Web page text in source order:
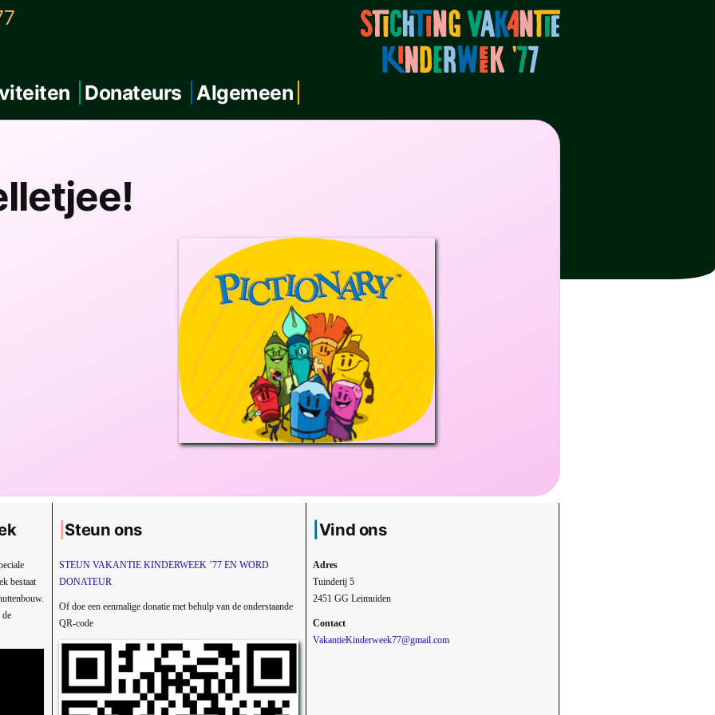
Donateurs Algemeen
bestaat
de
Steun ons
STEUN VAKANTIE KINDERWEEK ’77 EN WORD
DONATEUR
Of doe een eenmalige donatie met behulp van de onderstaande
QR-code
Vind ons
Adres
Tuinderij 5
2451 GG Leimuiden
Contact
VakantieKinderweek77@gmail.com